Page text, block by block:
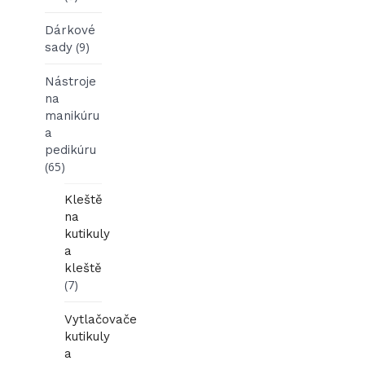
Dárkové
sady (9)
Nástroje
na
manikúru
a
pedikúru
(65)
Kleště
na
kutikuly
a
kleště
(7)
Vytlačovače
kutikuly
a